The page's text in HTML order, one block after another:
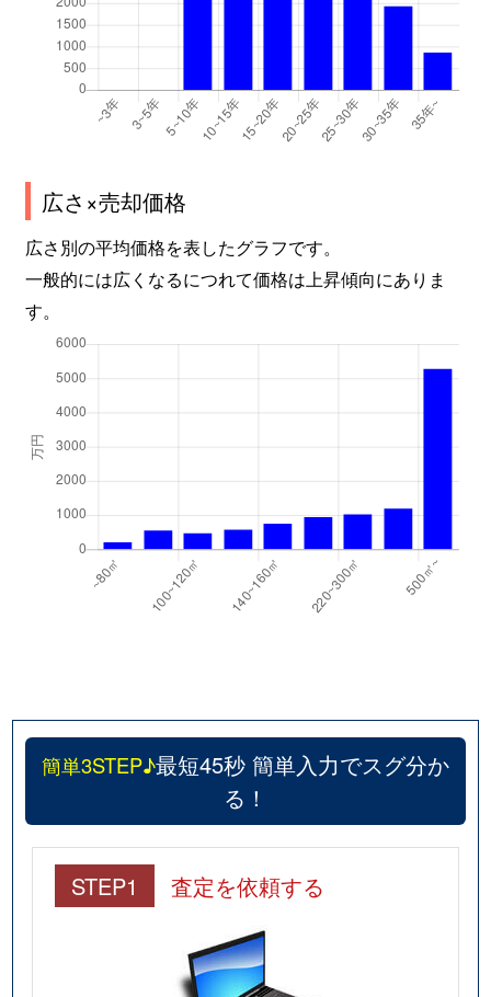
広さ×売却価格
広さ別の平均価格を表したグラフです。
一般的には広くなるにつれて価格は上昇傾向にありま
す。
簡単3STEP♪最短45秒 簡単入力でスグ分か
る！
STEP1 査定を依頼する